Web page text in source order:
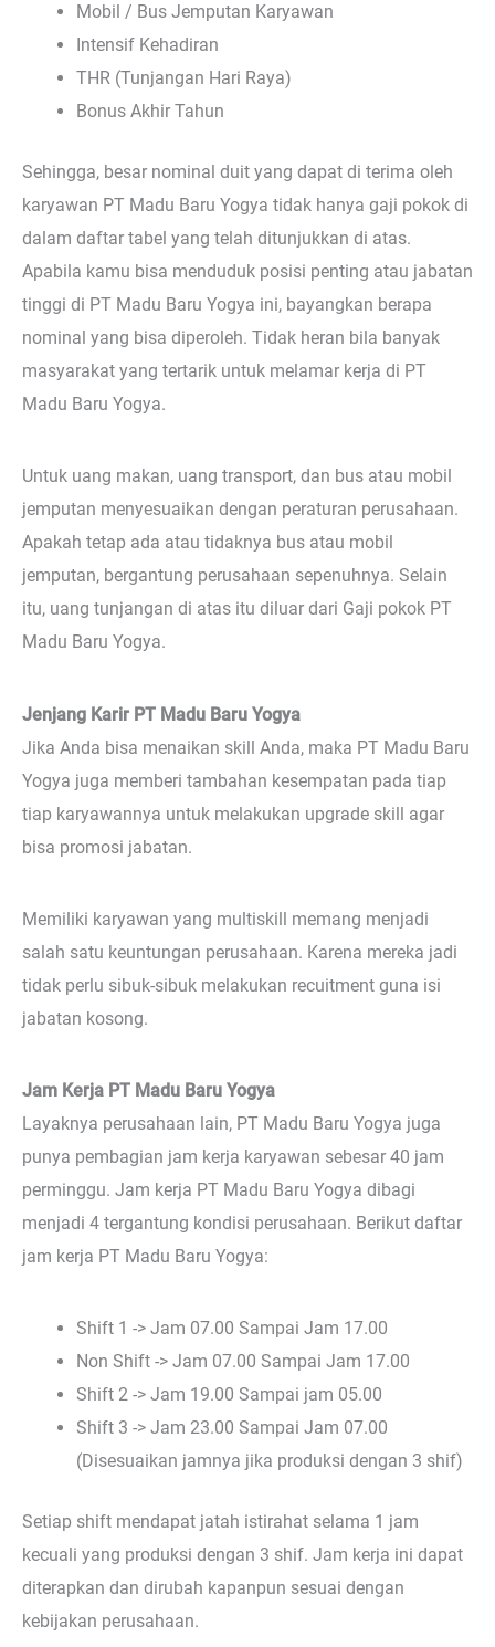
Mobil / Bus Jemputan Karyawan
Intensif Kehadiran
THR (Tunjangan Hari Raya)
Bonus Akhir Tahun
Sehingga, besar nominal duit yang dapat di terima oleh
karyawan PT Madu Baru Yogya tidak hanya gaji pokok di
dalam daftar tabel yang telah ditunjukkan di atas.
Apabila kamu bisa menduduk posisi penting atau jabatan
tinggi di PT Madu Baru Yogya ini, bayangkan berapa
nominal yang bisa diperoleh. Tidak heran bila banyak
masyarakat yang tertarik untuk melamar kerja di PT
Madu Baru Yogya.
Untuk uang makan, uang transport, dan bus atau mobil
jemputan menyesuaikan dengan peraturan perusahaan.
Apakah tetap ada atau tidaknya bus atau mobil
jemputan, bergantung perusahaan sepenuhnya. Selain
itu, uang tunjangan di atas itu diluar dari Gaji pokok PT
Madu Baru Yogya.
Jenjang Karir PT Madu Baru Yogya
Jika Anda bisa menaikan skill Anda, maka PT Madu Baru
Yogya juga memberi tambahan kesempatan pada tiap
tiap karyawannya untuk melakukan upgrade skill agar
bisa promosi jabatan.
Memiliki karyawan yang multiskill memang menjadi
salah satu keuntungan perusahaan. Karena mereka jadi
tidak perlu sibuk-sibuk melakukan recuitment guna isi
jabatan kosong.
Jam Kerja PT Madu Baru Yogya
Layaknya perusahaan lain, PT Madu Baru Yogya juga
punya pembagian jam kerja karyawan sebesar 40 jam
perminggu. Jam kerja PT Madu Baru Yogya dibagi
menjadi 4 tergantung kondisi perusahaan. Berikut daftar
jam kerja PT Madu Baru Yogya:
Shift 1 -> Jam 07.00 Sampai Jam 17.00
Non Shift -> Jam 07.00 Sampai Jam 17.00
Shift 2 -> Jam 19.00 Sampai jam 05.00
Shift 3 -> Jam 23.00 Sampai Jam 07.00
(Disesuaikan jamnya jika produksi dengan 3 shif)
Setiap shift mendapat jatah istirahat selama 1 jam
kecuali yang produksi dengan 3 shif. Jam kerja ini dapat
diterapkan dan dirubah kapanpun sesuai dengan
kebijakan perusahaan.